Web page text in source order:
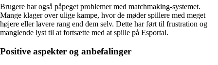
Brugere har også påpeget problemer med matchmaking-systemet.
Mange klager over ulige kampe, hvor de møder spillere med meget
højere eller lavere rang end dem selv. Dette har ført til frustration og
manglende lyst til at fortsætte med at spille på Esportal.
Positive aspekter og anbefalinger